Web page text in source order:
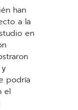
han
a la
en
podría
el